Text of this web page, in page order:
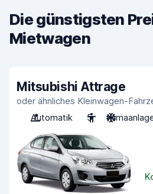
Die günstigsten
Mietwagen
Mitsubishi Attrage
oder ähnliches Kleinwagen-
Automatik
5